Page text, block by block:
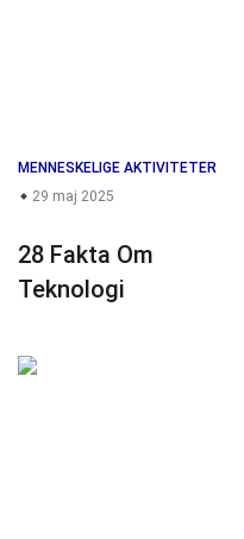
MENNESKELIGE AKTIVITETER
29 maj 2025
28 Fakta Om
Teknologi